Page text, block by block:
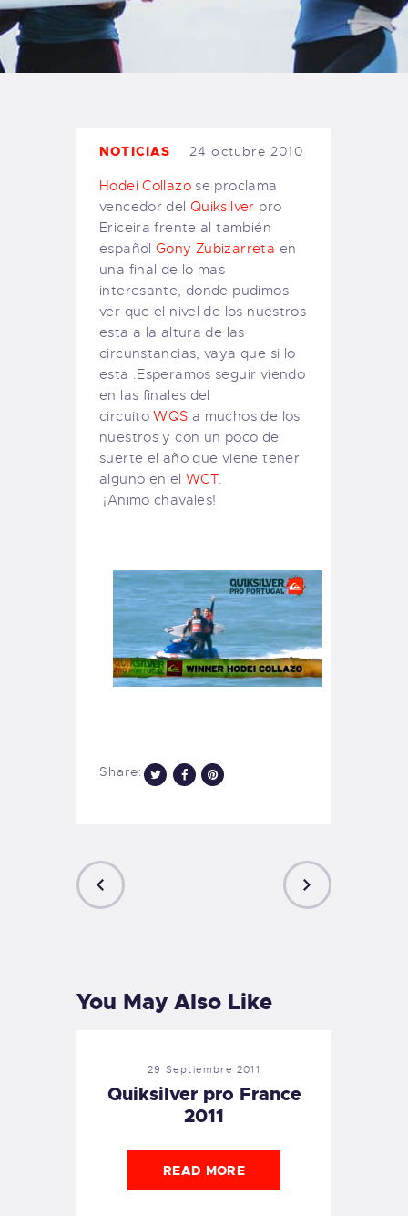
TIENDA FAMILY SURFERS
WEBCAM SALINAS
PEDIDOS
NOTICIAS 24 octubre 2010
Hodei Collazose proclama
vencedor del Quiksilver pro
Ericeira frente al también
españolGony Zubizarreta en
una final de lo mas
interesante, donde pudimos
ver que el nivel de los nuestros
esta a la altura de las
circunstancias, vaya que si lo
esta .Esperamos seguir viendo
en las finales del
circuitoWQS a muchos de los
nuestros y con un poco de
suerte el año que viene tener
alguno en el WCT
¡Animo chavales!
Share:
You May Also Like
29 Septiembre 2011
Quiksilver pro France
2011
READ MORE